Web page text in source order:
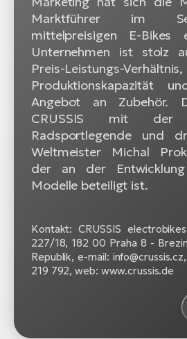
Marktführer im
mittelpreisigen E-Bikes
Unternehmen ist stolz
Preis-Leistungs-
Produktionskapazität
Angebot an Zubehör.
CRUSSIS mit der
Radsportlegende und
Weltmeister Michal
der an der
Modelle beteiligt ist.
Kontakt: CRUSSIS
227/18, 182 00 Praha 8 -
Republik, e-mail:
219 792, web: www.crussis.de